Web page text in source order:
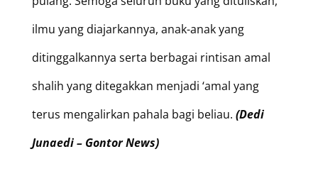
ilmu yang diajarkannya, anak-anak yang
ditinggalkannya serta berbagai rintisan amal
shalih yang ditegakkan menjadi ‘amal yang
terus mengalirkan pahala bagi beliau. (Dedi
Junaedi – Gontor News)